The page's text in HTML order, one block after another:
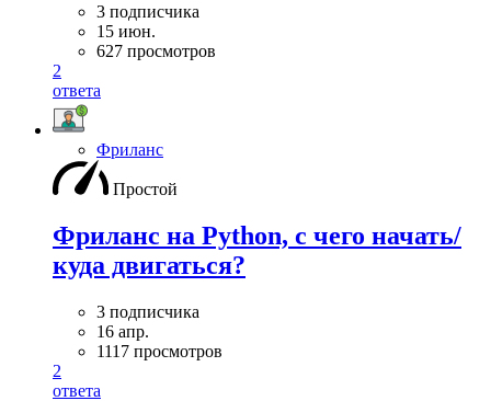
3 подписчика
15 июн.
627 просмотров
2
ответа
Фриланс
Простой
Фриланс на Python, с чего начать/
куда двигаться?
3 подписчика
16 апр.
1117 просмотров
2
ответа